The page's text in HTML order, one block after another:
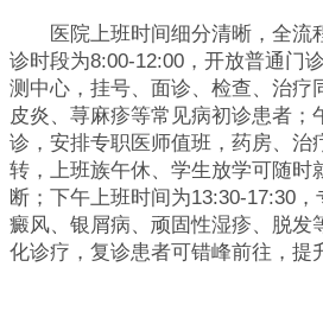
医院上班时间细分清晰，全流
诊时段为8:00-12:00，开放普通门
测中心，挂号、面诊、检查、治疗
皮炎、荨麻疹等常见病初诊患者；
诊，安排专职医师值班，药房、治
转，上班族午休、学生放学可随时
断；下午上班时间为13:30-17:30
癜风、银屑病、顽固性湿疹、脱发
化诊疗，复诊患者可错峰前往，提